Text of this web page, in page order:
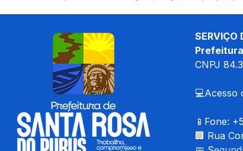
SERVIÇO
CNPJ
💻Acesso
📱Fone:
🏢 Rua